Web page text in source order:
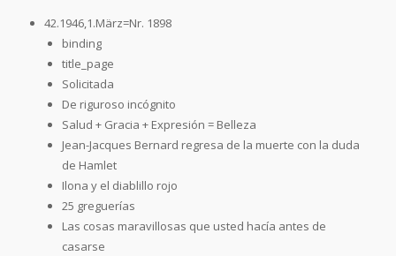
42.1946,1.März=Nr. 1898
binding
title_page
Solicitada
De riguroso incógnito
Salud + Gracia + Expresión = Belleza
Jean-Jacques Bernard regresa de la muerte con la duda
de Hamlet
Ilona y el diablillo rojo
25 greguerías
Las cosas maravillosas que usted hacía antes de
casarse